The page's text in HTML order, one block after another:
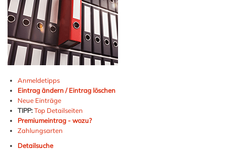
Anmeldetipps
Eintrag ändern / Eintrag löschen
Neue Einträge
TIPP:Top Detailseiten
Premiumeintrag - wozu?
Zahlungsarten
Detailsuche